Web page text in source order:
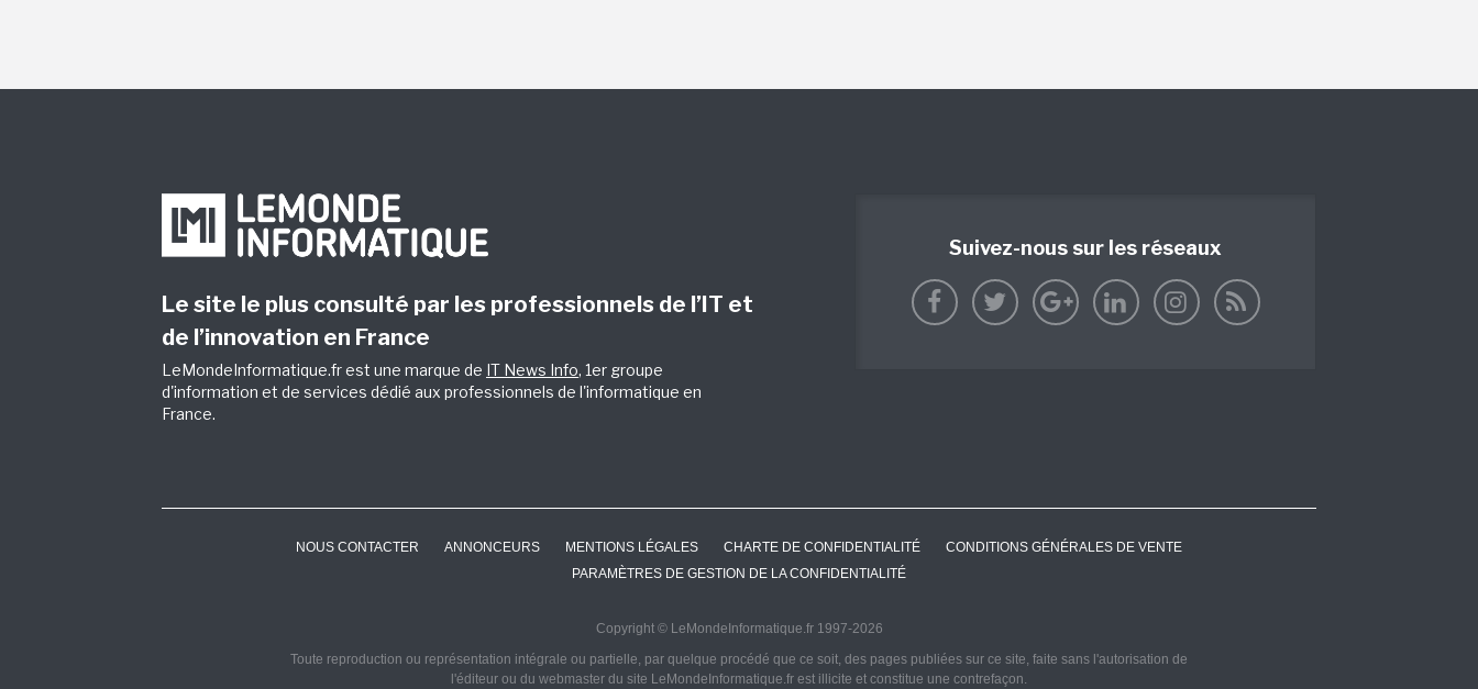
Le site le plus consulté par les professionnels de l’IT et
de l’innovation en France
LeMondeInformatique.fr est une marque de IT News Info, 1er groupe
d'information et de services dédié aux professionnels de l'informatique en
France.
Suivez-nous sur les réseaux
NOUS CONTACTER ANNONCEURS MENTIONS LÉGALES CHARTE DE CONFIDENTIALITÉ
CONDITIONS GÉNÉRALES DE VENTE
PARAMÈTRES DE GESTION DE LA CONFIDENTIALITÉ
Copyright © LeMondeInformatique.fr 1997-2026
Toute reproduction ou représentation intégrale ou partielle, par quelque procédé que ce soit, des pages publiées sur ce site, faite sans l'autorisation de
l'éditeur ou du webmaster du site LeMondeInformatique.fr est illicite et constitue une contrefaçon.